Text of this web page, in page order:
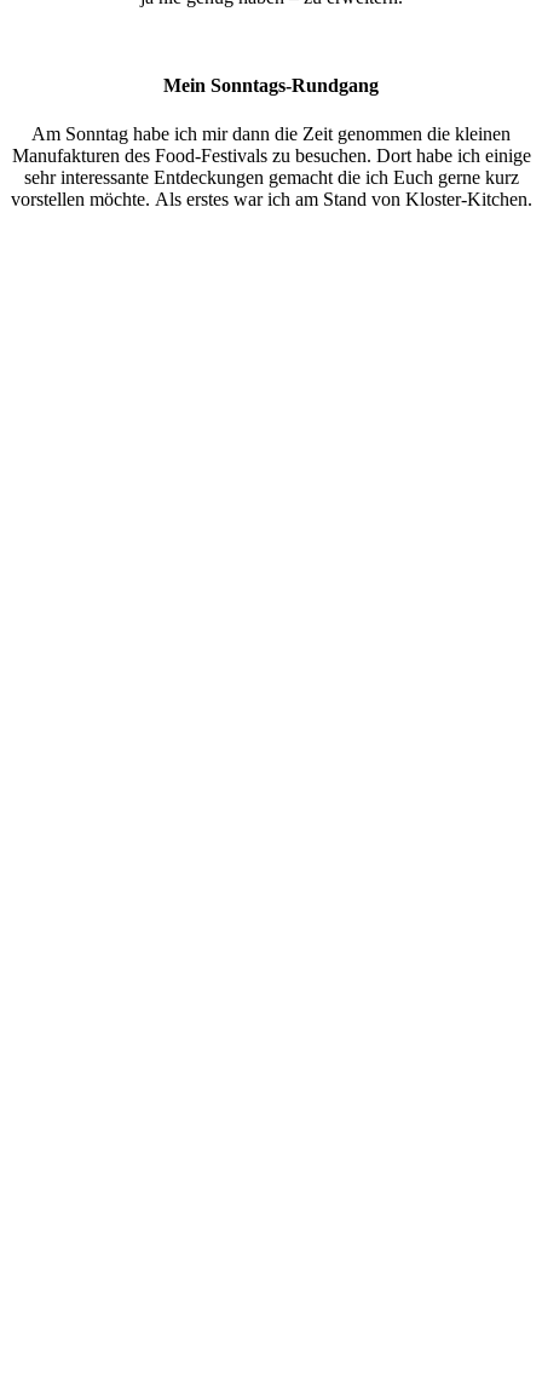
Mein Sonntags-Rundgang
Am Sonntag habe ich mir dann die Zeit genommen die kleinen
Manufakturen des Food-Festivals zu besuchen. Dort habe ich einige
sehr interessante Entdeckungen gemacht die ich Euch gerne kurz
vorstellen möchte. Als erstes war ich am Stand von Kloster-Kitchen.